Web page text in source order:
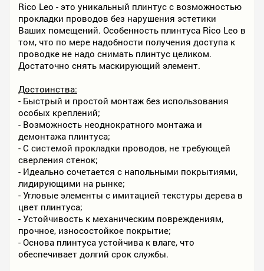
Rico Leo - это уникальный плинтус с возможностью
прокладки проводов без нарушения эстетики
Ваших помещений. Особенность плинтуса Rico Leo в
том, что по мере надобности получения доступа к
проводке не надо снимать плинтус целиком.
Достаточно снять маскирующий элемент.
Достоинства:
- Быстрый и простой монтаж без использования
особых креплений;
- Возможность неоднократного монтажа и
демонтажа плинтуса;
- С системой прокладки проводов, не требующей
сверления стенок;
- Идеально сочетается с напольными покрытиями,
лидирующими на рынке;
- Угловые элементы с имитацией текстуры дерева в
цвет плинтуса;
- Устойчивость к механическим повреждениям,
прочное, износостойкое покрытие;
- Основа плинтуса устойчива к влаге, что
обеспечивает долгий срок службы.